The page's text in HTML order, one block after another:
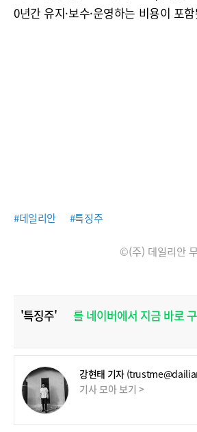
0년간 유지·보수·운영하는 비용이 포
#데일리안 #특징주
©(주) 데일리안
'특징주' 를 네이버에서 지금 바로
강현태 기자
기사 모아 보기 >